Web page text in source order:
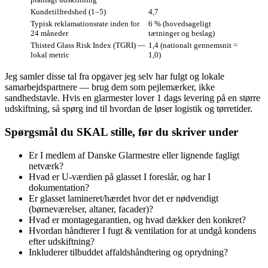
Kunde­tilfredshed (1–5)
4,7
Typisk reklamationsrate inden for
24 måneder
6 % (hovedsageligt
tætninger og beslag)
Thisted Glass Risk Index (TGRI) —
lokal metric
1,4 (nationalt gennemsnit =
1,0)
Jeg samler disse tal fra opgaver jeg selv har fulgt og lokale
samarbejdspartnere — brug dem som pejlemærker, ikke
sandhedstavle. Hvis en glarmester lover 1 dags levering på en større
udskiftning, så spørg ind til hvordan de løser logistik og tørretider.
Spørgsmål du SKAL stille, før du skriver under
Er I medlem af Danske Glarmestre eller lignende fagligt
netværk?
Hvad er U‑værdien på glasset I foreslår, og har I
dokumentation?
Er glasset lamineret/hærdet hvor det er nødvendigt
(børneværelser, altaner, facader)?
Hvad er montagegarantien, og hvad dækker den konkret?
Hvordan håndterer I fugt & ventilation for at undgå kondens
efter udskiftning?
Inkluderer tilbuddet affaldshåndtering og oprydning?